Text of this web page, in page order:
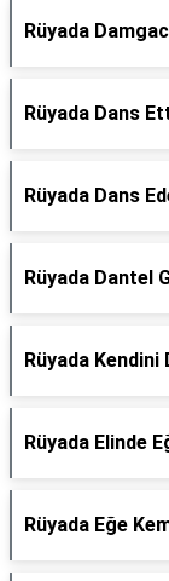
Rüyada
Rüyada Dans
Rüyada Dans
Rüyada Dantel
Rüyada
Rüyada Elinde
Rüyada Eğe